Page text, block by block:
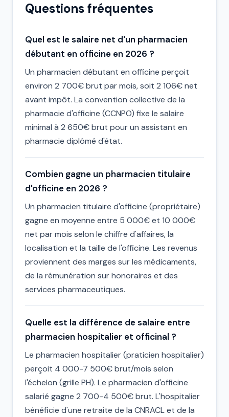
Questions fréquentes
Quel est le salaire net d'un pharmacien
débutant en officine en 2026 ?
Un pharmacien débutant en officine perçoit
environ 2 700€ brut par mois, soit 2 106€ net
avant impôt. La convention collective de la
pharmacie d'officine (CCNPO) fixe le salaire
minimal à 2 650€ brut pour un assistant en
pharmacie diplômé d'état.
Combien gagne un pharmacien titulaire
d'officine en 2026 ?
Un pharmacien titulaire d'officine (propriétaire)
gagne en moyenne entre 5 000€ et 10 000€
net par mois selon le chiffre d'affaires, la
localisation et la taille de l'officine. Les revenus
proviennent des marges sur les médicaments,
de la rémunération sur honoraires et des
services pharmaceutiques.
Quelle est la différence de salaire entre
pharmacien hospitalier et officinal ?
Le pharmacien hospitalier (praticien hospitalier)
perçoit 4 000-7 500€ brut/mois selon
l'échelon (grille PH). Le pharmacien d'officine
salarié gagne 2 700-4 500€ brut. L'hospitalier
bénéficie d'une retraite de la CNRACL et de la